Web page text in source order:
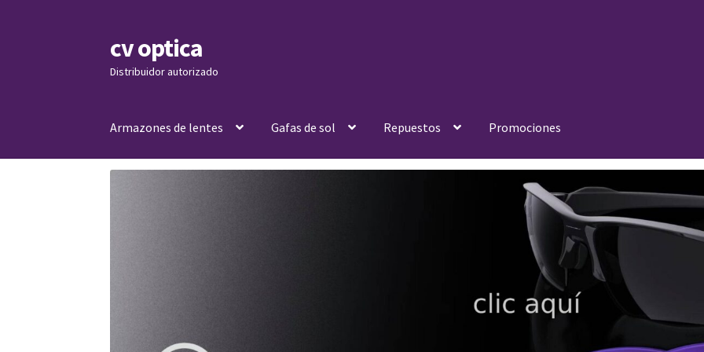
Skip
to
navigation
Skip
to
content
cv optica
Distribuidor autorizado
Armazones de lentes Gafas de sol Repuestos Promociones